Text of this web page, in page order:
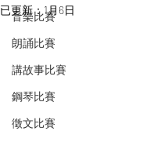
音樂比賽
朗誦比賽
講故事比賽
鋼琴比賽
徵文比賽
已更新： 1月6日